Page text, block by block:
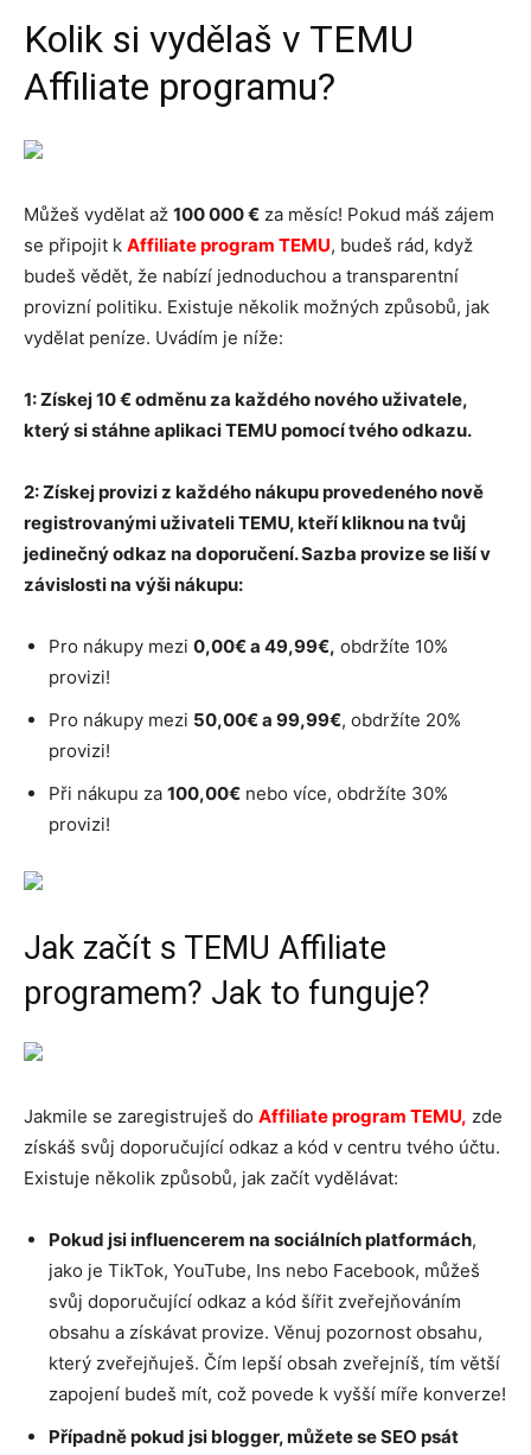
Kolik si vydělaš v TEMU
Affiliate programu?
Můžeš vydělat až 100 000 € za měsíc! Pokud máš zájem
se připojit k Affiliate program TEMU, budeš rád, když
budeš vědět, že nabízí jednoduchou a transparentní
provizní politiku. Existuje několik možných způsobů, jak
vydělat peníze. Uvádím je níže:
1: Získej 10 € odměnu za každého nového uživatele,
který si stáhne aplikaci TEMU pomocí tvého odkazu.
2: Získej provizi z každého nákupu provedeného nově
registrovanými uživateli TEMU, kteří kliknou na tvůj
jedinečný odkaz na doporučení. Sazba provize se liší v
závislosti na výši nákupu:
Pro nákupy mezi 0,00€ a 49,99€, obdržíte 10%
provizi!
Pro nákupy mezi 50,00€ a 99,99€, obdržíte 20%
provizi!
Při nákupu za 100,00€ nebo více, obdržíte 30%
provizi!
Jak začít s TEMU Affiliate
programem? Jak to funguje?
Jakmile se zaregistruješ do Affiliate program TEMU, zde
získáš svůj doporučující odkaz a kód v centru tvého účtu.
Existuje několik způsobů, jak začít vydělávat:
Pokud jsi influencerem na sociálních platformách,
jako je TikTok, YouTube, Ins nebo Facebook, můžeš
svůj doporučující odkaz a kód šířit zveřejňováním
obsahu a získávat provize. Věnuj pozornost obsahu,
který zveřejňuješ. Čím lepší obsah zveřejníš, tím větší
zapojení budeš mít, což povede k vyšší míře konverze!
Případně pokud jsi blogger, můžete se SEO psát